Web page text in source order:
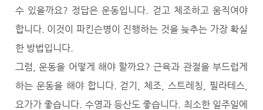
수 있을까요? 정답은 운동입니다. 걷고 체조하고 움직여야
합니다. 이것이 파킨슨병이 진행하는 것을 늦추는 가장 확실
한 방법입니다.
그럼, 운동을 어떻게 해야 할까요? 근육과 관절을 부드럽게
하는 운동을 해야 합니다. 걷기, 체조, 스트레칭, 필라테스,
요가가 좋습니다. 수영과 등산도 좋습니다. 최소한 일주일에